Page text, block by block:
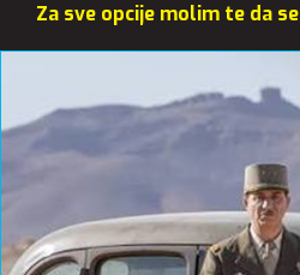
Za sve opcije molim te da se